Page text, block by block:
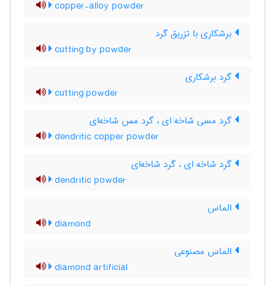
copper-alloy powder
برشکاری با تزریق گرد
cutting by powder
گرد برشکاری
cutting powder
گرد مسی شاخه ای ، گرد مس شاخه‌ای
dendritic copper powder
گرد شاخه ای ، گرد شاخه‌ای
dendritic powder
الماس
diamond
الماس مصنوعی
diamond artificial